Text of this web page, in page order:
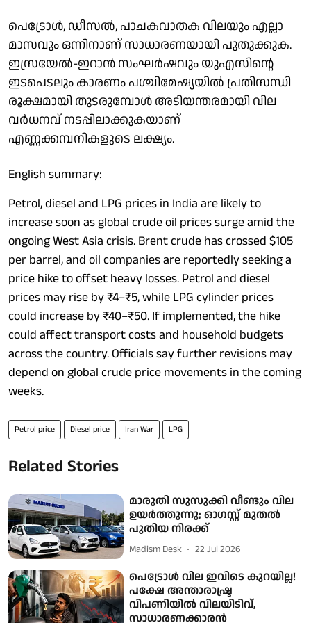
പെട്രോൾ, ഡീസൽ, പാചകവാതക വിലയും എല്ലാ
മാസവും ഒന്നിനാണ് സാധാരണയായി പുതുക്കുക.
ഇസ്രയേൽ-ഇറാൻ സംഘർഷവും യുഎസിന്റെ
ഇടപെടലും കാരണം പശ്ചിമേഷ്യയിൽ പ്രതിസന്ധി
രൂക്ഷമായി തുടരുമ്പോൾ അടിയന്തരമായി വില
വർധനവ് നടപ്പിലാക്കുകയാണ്
എണ്ണക്കമ്പനികളുടെ ലക്ഷ്യം.
English summary:
Petrol, diesel and LPG prices in India are likely to
increase soon as global crude oil prices surge amid the
ongoing West Asia crisis. Brent crude has crossed $105
per barrel, and oil companies are reportedly seeking a
price hike to offset heavy losses. Petrol and diesel
prices may rise by ₹4–₹5, while LPG cylinder prices
could increase by ₹40–₹50. If implemented, the hike
could affect transport costs and household budgets
across the country. Officials say further revisions may
depend on global crude price movements in the coming
weeks.
Petrol price Diesel price Iran War LPG
Related Stories
മാരുതി സുസുക്കി വീണ്ടും വില
ഉയർത്തുന്നു; ഓഗസ്റ്റ് മുതൽ
പുതിയ നിരക്ക്
Madism Desk 22 Jul 2026
പെട്രോള്‍ വില ഇവിടെ കുറയില്ല!
പക്ഷേ അന്താരാഷ്ട്ര
വിപണിയില്‍ വിലയിടിവ്,
സാധാരണക്കാരന്‍